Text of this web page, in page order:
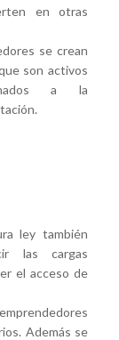
en otras
se crean
son activos
a la
ley también
las cargas
el acceso de
Además se